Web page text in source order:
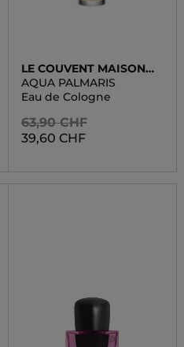
LE COUVENT MAISON
DE PARFUM
AQUA PALMARIS
Eau de Cologne
63,90 CHF
39,60 CHF